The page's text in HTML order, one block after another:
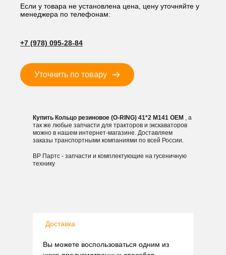
(O-
RING)
Если у товара не установлена цена, цену уточняйте у
менеджера по телефонам:
+7 (978) 095-28-84
Уточнить по товару
Купить Кольцо резиновое (O-RING) 41*2 M141 OEM , а
так же любые запчасти для тракторов и экскаваторов
можно в нашем интернет-магазине. Доставляем
заказы транспортными компаниями по всей России.
ВР Партс - запчасти и комплектующие на гусеничную
технику
Доставка
Вы можете воспользоваться одним из